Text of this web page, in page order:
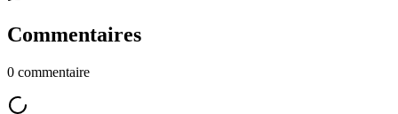
Commentaires
0 commentaire